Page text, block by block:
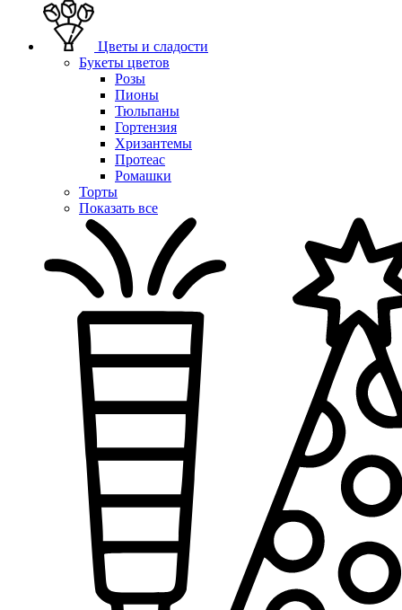
Цветы и сладости
Букеты цветов
Розы
Пионы
Тюльпаны
Гортензия
Хризантемы
Протеас
Ромашки
Торты
Показать все